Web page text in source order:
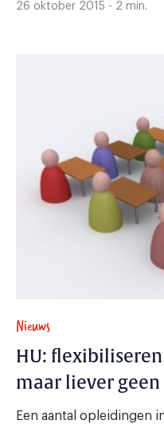
26 oktober 2015 - 2 min.
Nieuws
HU:
maar liever
Een aantal opleidingen